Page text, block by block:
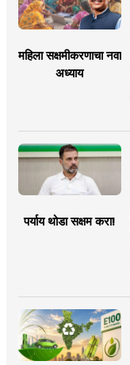
महिला सक्षमीकरणाचा नवा
अध्याय
पर्याय थोडा सक्षम करा!